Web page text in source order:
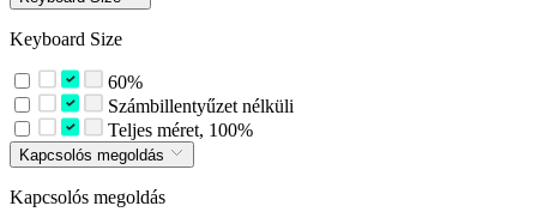
Keyboard Size
60%
Számbillentyűzet nélküli
Teljes méret, 100%
Kapcsolós megoldás
Kapcsolós megoldás